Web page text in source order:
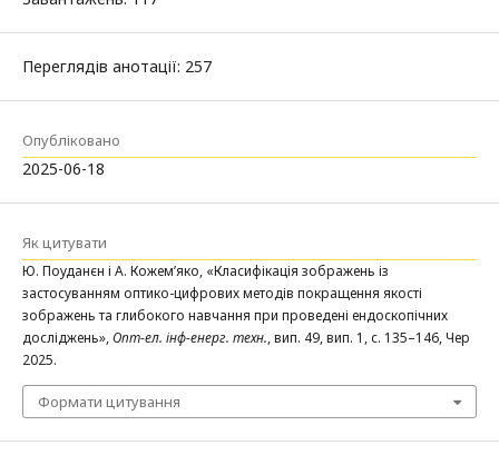
Переглядів анотації: 257
Опубліковано
2025-06-18
Як цитувати
Ю. Поуданєн і А. Кожемʼяко, «Класифікація зображень із
застосуванням оптико-цифрових методів покращення якості
зображень та глибокого навчання при проведені ендоскопічних
досліджень»,Опт-ел. інф-енерг. техн., вип. 49, вип. 1, с. 135–146, Чер
2025.
Формати цитування